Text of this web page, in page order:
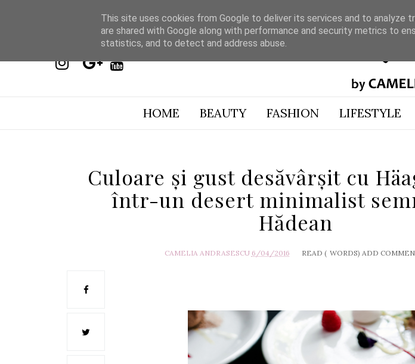
HOME BEAUTY FASHION LIFESTYLE
Culoare și gust desăvârșit cu
într-un desert minimalist
Hădean
CAMELIA ANDRASESCU 6/04/2016 READ ( WORDS) ADD
This site uses cookies from Google to deliver its services and to analyze
are shared with Google along with performance and security metrics to
statistics, and to detect and address abuse.